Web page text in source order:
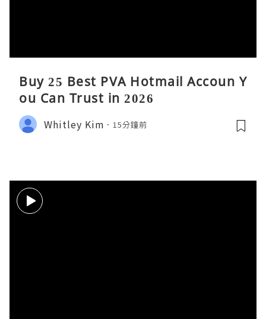
Buy 25 Best PVA Hotmail Accoun Y
ou Can Trust in 2026
Whitley Kim 15分鐘前